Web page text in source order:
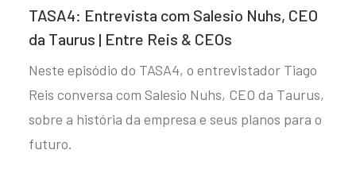
TASA4: Entrevista com Salesio Nuhs, CEO
da Taurus | Entre Reis & CEOs
Neste episódio do TASA4, o entrevistador Tiago
Reis conversa com Salesio Nuhs, CEO da Taurus,
sobre a história da empresa e seus planos para o
futuro.